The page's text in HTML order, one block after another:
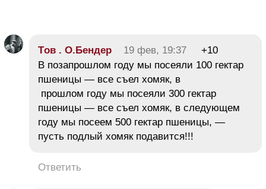
Tов . О.Бендер 19 фев, 19:37
+10
В позапрошлом году мы посеяли 100 гектар
пшеницы — все съел хомяк, в
прошлом году мы посеяли 300 гектар
пшеницы — все съел хомяк, в следующем
году мы посеем 500 гектар пшеницы, —
пусть подлый хомяк подавится!!!
Ответить